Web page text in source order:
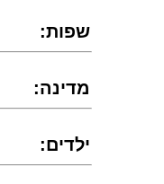
:שפות
:מדינה
:ילדים